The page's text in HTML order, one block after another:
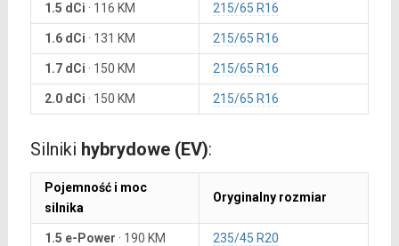
1.5 dCi · 116 KM 215/65 R16
1.6 dCi · 131 KM 215/65 R16
1.7 dCi · 150 KM 215/65 R16
2.0 dCi · 150 KM 215/65 R16
Silniki hybrydowe (EV):
Pojemność i moc
silnika
Oryginalny rozmiar
1.5 e-Power · 190 KM
235/45 R20